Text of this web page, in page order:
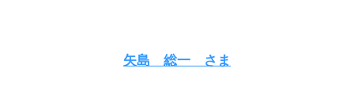
矢島 総一 さま